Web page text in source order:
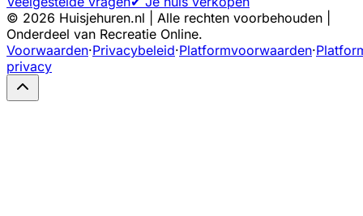
© 2026 Huisjehuren.nl | Alle rechten voorbehouden |
Onderdeel van Recreatie Online.
Voorwaarden·Privacybeleid·Platformvoorwaarden·
privacy